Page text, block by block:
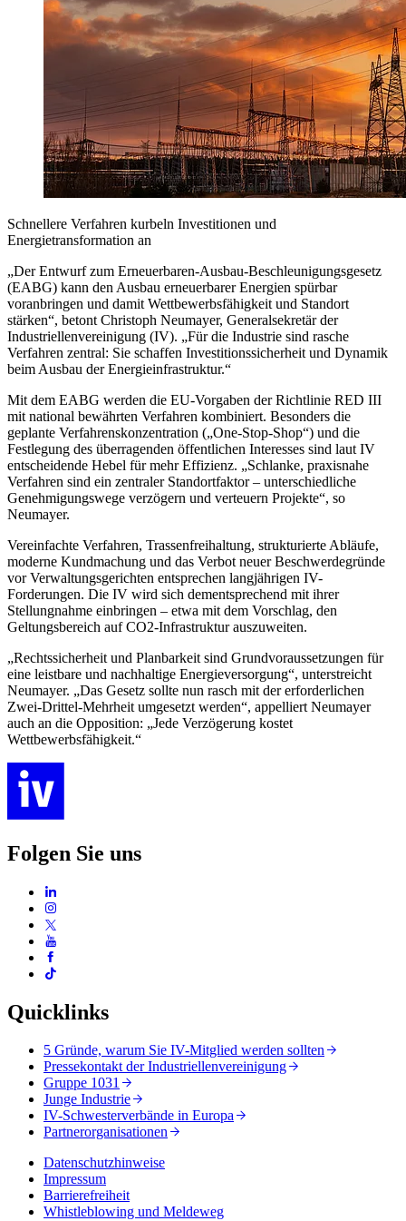
Schnellere Verfahren kurbeln Investitionen und
Energietransformation an
„Der Entwurf zum Erneuerbaren-Ausbau-Beschleunigungsgesetz
(EABG) kann den Ausbau erneuerbarer Energien spürbar
voranbringen und damit Wettbewerbsfähigkeit und Standort
stärken“, betont Christoph Neumayer, Generalsekretär der
Industriellenvereinigung (IV). „Für die Industrie sind rasche
Verfahren zentral: Sie schaffen Investitionssicherheit und Dynamik
beim Ausbau der Energieinfrastruktur.“
Mit dem EABG werden die EU-Vorgaben der Richtlinie RED III
mit national bewährten Verfahren kombiniert. Besonders die
geplante Verfahrenskonzentration („One-Stop-Shop“) und die
Festlegung des überragenden öffentlichen Interesses sind laut IV
entscheidende Hebel für mehr Effizienz. „Schlanke, praxisnahe
Verfahren sind ein zentraler Standortfaktor – unterschiedliche
Genehmigungswege verzögern und verteuern Projekte“, so
Neumayer.
Vereinfachte Verfahren, Trassenfreihaltung, strukturierte Abläufe,
moderne Kundmachung und das Verbot neuer Beschwerdegründe
vor Verwaltungsgerichten entsprechen langjährigen IV-
Forderungen. Die IV wird sich dementsprechend mit ihrer
Stellungnahme einbringen – etwa mit dem Vorschlag, den
Geltungsbereich auf CO2-Infrastruktur auszuweiten.
„Rechtssicherheit und Planbarkeit sind Grundvoraussetzungen für
eine leistbare und nachhaltige Energieversorgung“, unterstreicht
Neumayer. „Das Gesetz sollte nun rasch mit der erforderlichen
Zwei-Drittel-Mehrheit umgesetzt werden“, appelliert Neumayer
auch an die Opposition: „Jede Verzögerung kostet
Wettbewerbsfähigkeit.“
Folgen Sie uns
Quicklinks
5 Gründe, warum Sie IV-Mitglied werden sollten
Pressekontakt der Industriellenvereinigung
Gruppe 1031
Junge Industrie
IV-Schwesterverbände in Europa
Partnerorganisationen
Datenschutzhinweise
Impressum
Barrierefreiheit
Whistleblowing und Meldeweg